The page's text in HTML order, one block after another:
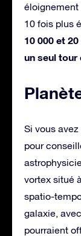
10 fois plus
10 000 et
un seul tour
Si vous
pour
vortex situé
spatio-
galaxie,
pourraient